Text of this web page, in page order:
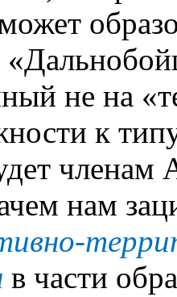
не на
к
членам
нам
в части